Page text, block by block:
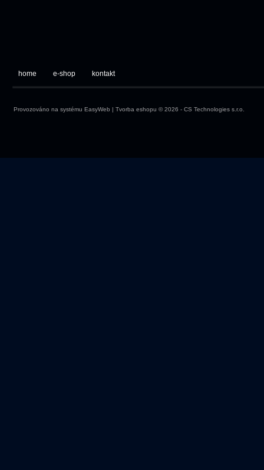
home e-shop kontakt
Provozováno na systému EasyWeb | Tvorba eshopu © 2026 - CS Technologies s.r.o.